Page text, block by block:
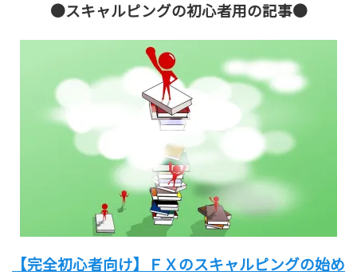
●スキャルピングの初心者用の記事●
【完全初心者向け】
ＦＸのスキャルピングの始め